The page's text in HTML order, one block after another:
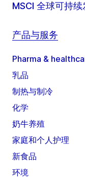
MSCI 全球可持续
产品与服务
Pharma &
乳品
制热与制冷
化学
奶牛养殖
家庭和个人护理
新食品
环境